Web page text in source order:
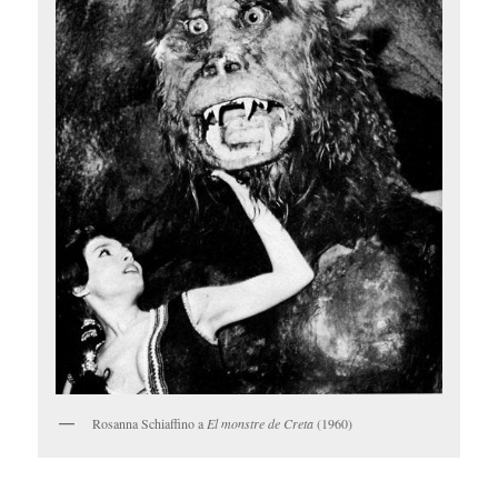
Rosanna Schiaffino a El monstre de Creta(1960)